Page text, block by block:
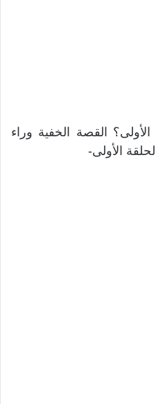
القصة الخفية وراء
الأولى-